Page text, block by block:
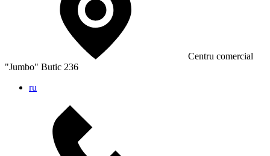
Сentru comercial
"Jumbo" Butic 236
ru